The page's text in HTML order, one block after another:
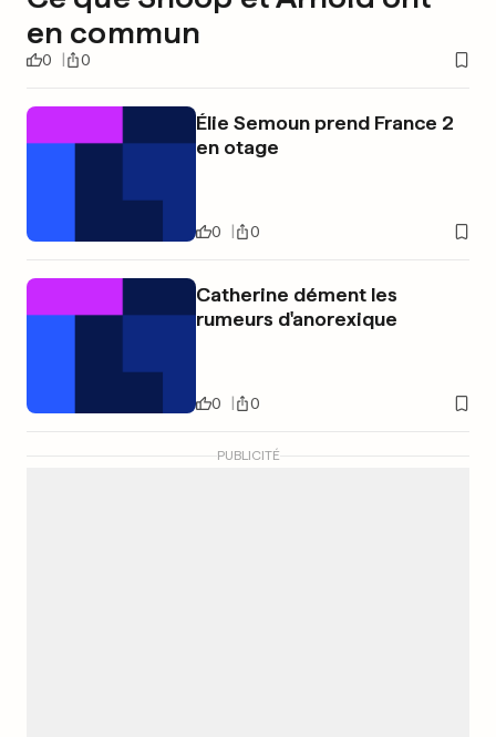
en commun
0 0
Élie Semoun prend France 2
en otage
0 0
Catherine dément les
rumeurs d'anorexique
0 0
PUBLICITÉ